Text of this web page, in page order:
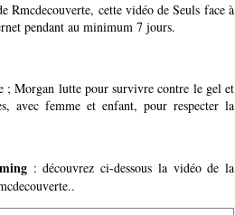
cette vidéo de Seuls face à
pendant au minimum 7 jours.
; Morgan lutte pour survivre contre le gel et
avec femme et enfant, pour respecter la
: découvrez ci-dessous la vidéo de la